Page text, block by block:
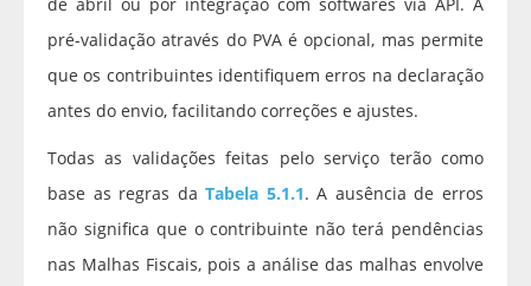
pré-validação através do PVA é opcional, mas permite
que os contribuintes identifiquem erros na declaração
antes do envio, facilitando correções e ajustes.
Todas as validações feitas pelo serviço terão como
base as regras daTabela 5.1.1. A ausência de erros
não significa que o contribuinte não terá pendências
nas Malhas Fiscais, pois a análise das malhas envolve